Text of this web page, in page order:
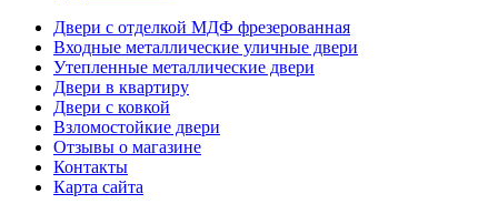
Двери с отделкой МДФ фрезерованная
Входные металлические уличные двери
Утепленные металлические двери
Двери в квартиру
Двери с ковкой
Взломостойкие двери
Отзывы о магазине
Контакты
Карта сайта